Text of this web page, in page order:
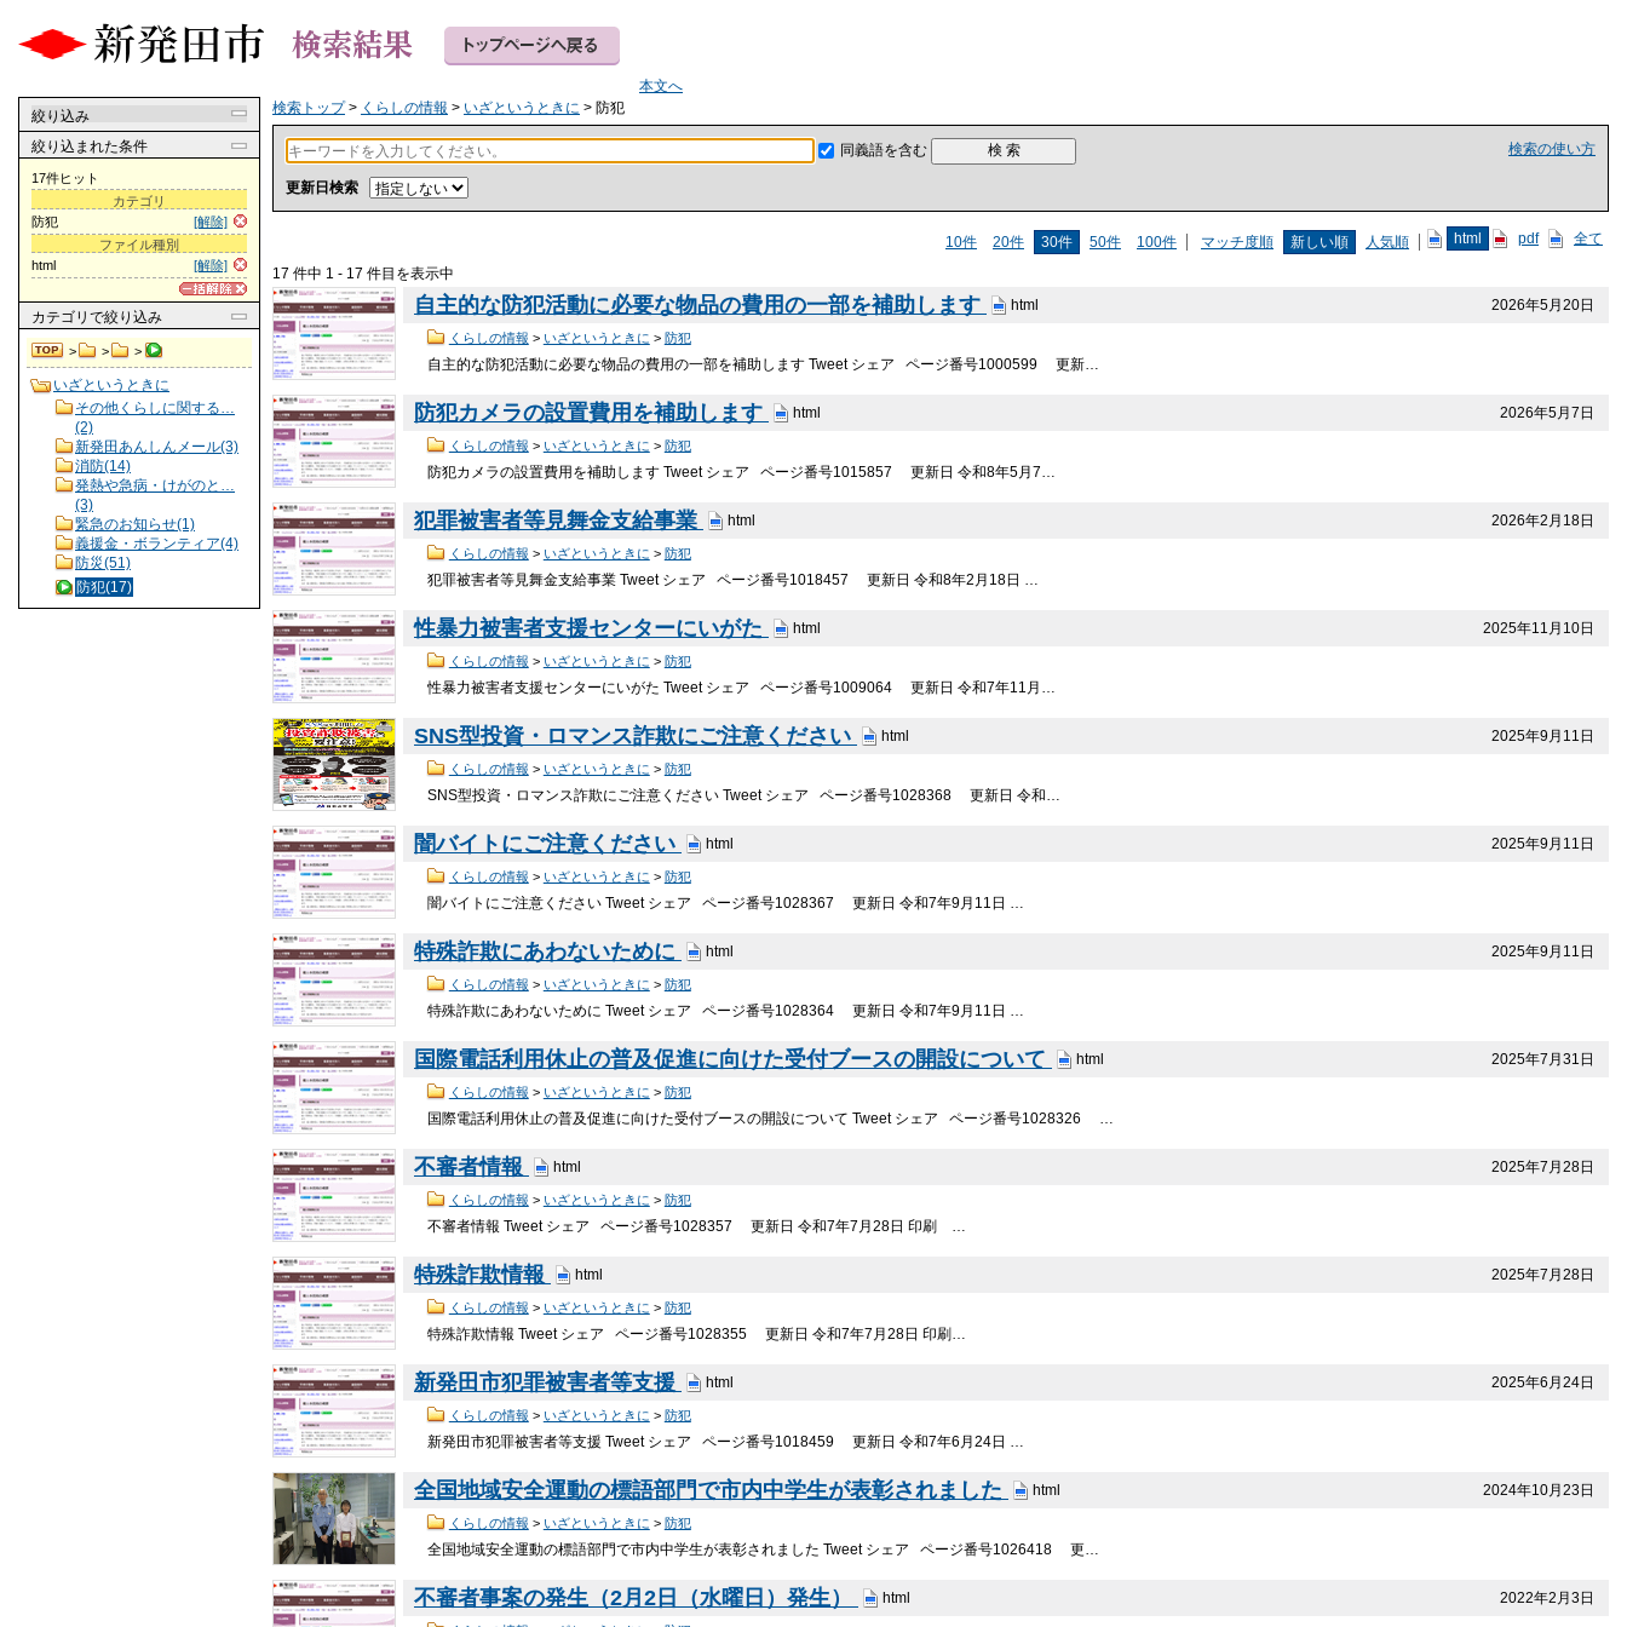
本文へ
絞り込み
絞り込まれた条件
17件ヒット
カテゴリ
[解除]
防犯
ファイル種別
[解除]
html
カテゴリ で絞り込み
> > >
いざというときに
その他くらしに関する…
(2)
新発田あんしんメール(3)
消防(14)
発熱や急病・けがのと…
(3)
緊急のお知らせ(1)
義援金・ボランティア(4)
防災(51)
防犯(17)
検索トップ> くらしの情報 > いざというときに > 防犯
検索の使い方
同義語を含む
更新日検索
10件 20件 30件 50件 100件 マッチ度順 新しい順 人気順 html pdf 全て
17 件中 1 - 17 件目を表示中
2026年5月20日
自主的な防犯活動に必要な物品の費用の一部を補助します html
くらしの情報 > いざというときに > 防犯
自主的な防犯活動に必要な物品の費用の一部を補助します Tweet シェア ページ番号1000599 更新…
2026年5月7日
防犯カメラの設置費用を補助します html
くらしの情報 > いざというときに > 防犯
防犯カメラの設置費用を補助します Tweet シェア ページ番号1015857 更新日 令和8年5月7…
2026年2月18日
犯罪被害者等見舞金支給事業 html
くらしの情報 > いざというときに > 防犯
犯罪被害者等見舞金支給事業 Tweet シェア ページ番号1018457 更新日 令和8年2月18日 …
2025年11月10日
性暴力被害者支援センターにいがた html
くらしの情報 > いざというときに > 防犯
性暴力被害者支援センターにいがた Tweet シェア ページ番号1009064 更新日 令和7年11月…
2025年9月11日
SNS型投資・ロマンス詐欺にご注意ください html
くらしの情報 > いざというときに > 防犯
SNS型投資・ロマンス詐欺にご注意ください Tweet シェア ページ番号1028368 更新日 令和…
2025年9月11日
闇バイトにご注意ください html
くらしの情報 > いざというときに > 防犯
闇バイトにご注意ください Tweet シェア ページ番号1028367 更新日 令和7年9月11日 …
2025年9月11日
特殊詐欺にあわないために html
くらしの情報 > いざというときに > 防犯
特殊詐欺にあわないために Tweet シェア ページ番号1028364 更新日 令和7年9月11日 …
2025年7月31日
国際電話利用休止の普及促進に向けた受付ブースの開設について html
くらしの情報 > いざというときに > 防犯
国際電話利用休止の普及促進に向けた受付ブースの開設について Tweet シェア ページ番号1028326 …
2025年7月28日
不審者情報 html
くらしの情報 > いざというときに > 防犯
不審者情報 Tweet シェア ページ番号1028357 更新日 令和7年7月28日 印刷 …
2025年7月28日
特殊詐欺情報 html
くらしの情報 > いざというときに > 防犯
特殊詐欺情報 Tweet シェア ページ番号1028355 更新日 令和7年7月28日 印刷…
2025年6月24日
新発田市犯罪被害者等支援 html
くらしの情報 > いざというときに > 防犯
新発田市犯罪被害者等支援 Tweet シェア ページ番号1018459 更新日 令和7年6月24日 …
2024年10月23日
全国地域安全運動の標語部門で市内中学生が表彰されました html
くらしの情報 > いざというときに > 防犯
全国地域安全運動の標語部門で市内中学生が表彰されました Tweet シェア ページ番号1026418 更…
2022年2月3日
不審者事案の発生（2月2日（水曜日）発生） html